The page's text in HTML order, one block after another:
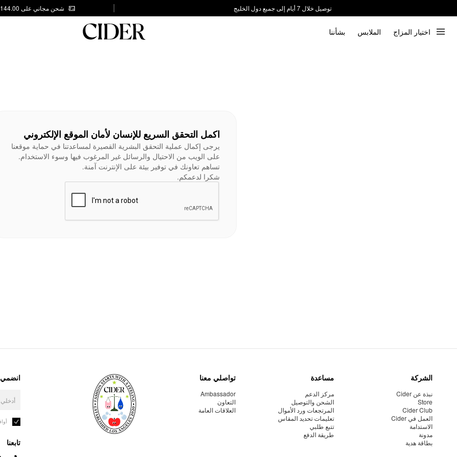
توصيل خلال 7 أيام إلى جميع دول الخليج
شحن مجاني على AED 144.00
اختيار المزاج الملابس بشأننا
اكمل التحقق السريع للإنسان لأمان الموقع الإلكتروني
يرجى إكمال عملية التحقق البشرية القصيرة لمساعدتنا في حماية موقعنا
على الويب من الاحتيال والرسائل غير المرغوب فيها وسوء الاستخدام.
تساهم تعاونك في توفير بيئة على الإنترنت آمنة.
شكرا لدعمكم.
الشركة
نبذة عن Cider
Store
Cider Club
العمل في Cider
الاستدامة
مدونة
بطاقة هدية
مساعدة
مركز الدعم
الشحن والتوصيل
المرتجعات ورد الأموال
تعليمات تحديد المقاس
تتبع طلبي
طريقة الدفع
تواصلي معنا
Ambassador
التعاون
العلاقات العامة
انضمي
تابعنا